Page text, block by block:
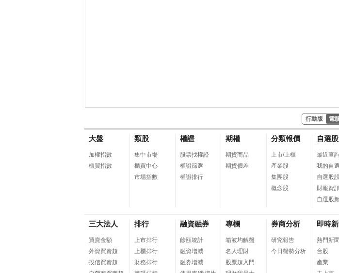
行動版 電
大盤
加權指數
櫃買指數
類股
集中市場
櫃買中心
市場指數
權證
股票找權證
權證篩選
權證排行
期權
期貨商品
期貨價差
分類報價
上市/上櫃
產業股
集團股
概念股
自選股
最近查
我的自
自選股
財報資
自選股
三大法人
買賣金額
外資買賣超
投信買賣超
排行
上市排行
上櫃排行
財務排行
融資融券
餘額統計
融資增減
融券增減
專欄
箱波均解盤
名人理財
股票超入門
券商分析
研究報告
今日盤勢分析
即時
熱門新聞
台股
產業